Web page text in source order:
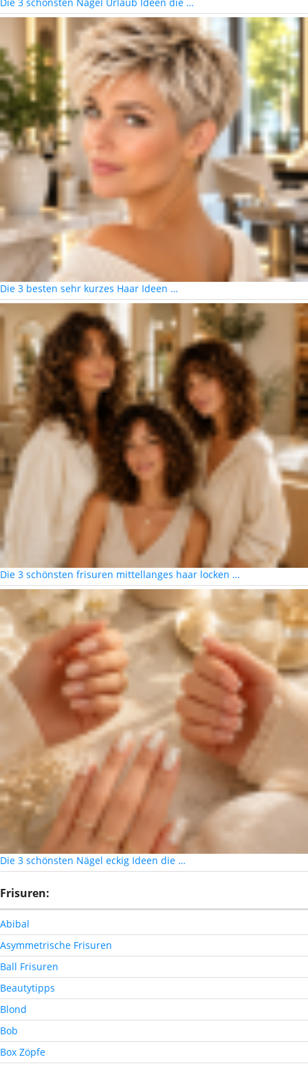
Die 3 besten sehr kurzes Haar Ideen …
Die 3 schönsten frisuren mittellanges haar locken …
Die 3 schönsten Nägel eckig Ideen die …
Frisuren:
Abibal
Asymmetrische Frisuren
Ball Frisuren
Beautytipps
Blond
Bob
Box Zöpfe